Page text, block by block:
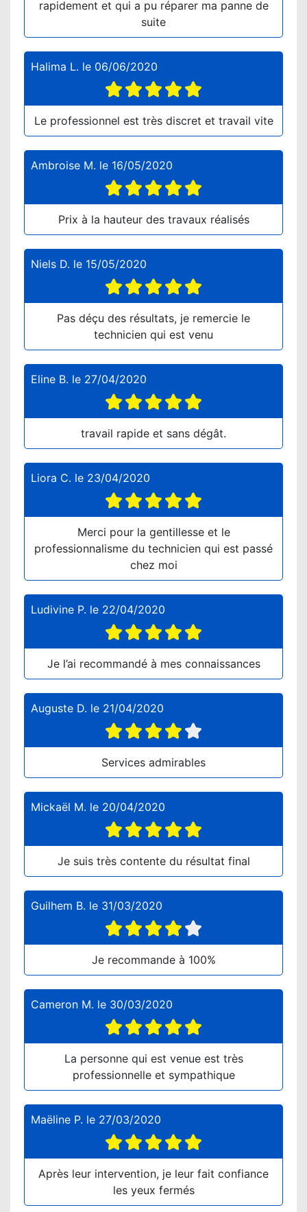
rapidement et qui a pu réparer ma panne de
suite
Halima L. le 06/06/2020
Le professionnel est très discret et travail vite
Ambroise M. le 16/05/2020
Prix à la hauteur des travaux réalisés
Niels D. le 15/05/2020
Pas déçu des résultats, je remercie le
technicien qui est venu
Eline B. le 27/04/2020
travail rapide et sans dégât.
Liora C. le 23/04/2020
Merci pour la gentillesse et le
professionnalisme du technicien qui est passé
chez moi
Ludivine P. le 22/04/2020
Je l’ai recommandé à mes connaissances
Auguste D. le 21/04/2020
Services admirables
Mickaël M. le 20/04/2020
Je suis très contente du résultat final
Guilhem B. le 31/03/2020
Je recommande à 100%
Cameron M. le 30/03/2020
La personne qui est venue est très
professionnelle et sympathique
Maëline P. le 27/03/2020
Après leur intervention, je leur fait confiance
les yeux fermés